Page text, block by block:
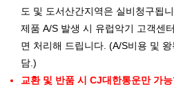
도 및 도서산간지역은 실비청구됩
제품 A/S 발생 시 유럽악기 고객센
면 처리해 드립니다. (A/S비용 및
담.)
교환 및 반품 시 CJ대한통운만 가